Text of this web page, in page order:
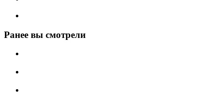
Ранее вы смотрели